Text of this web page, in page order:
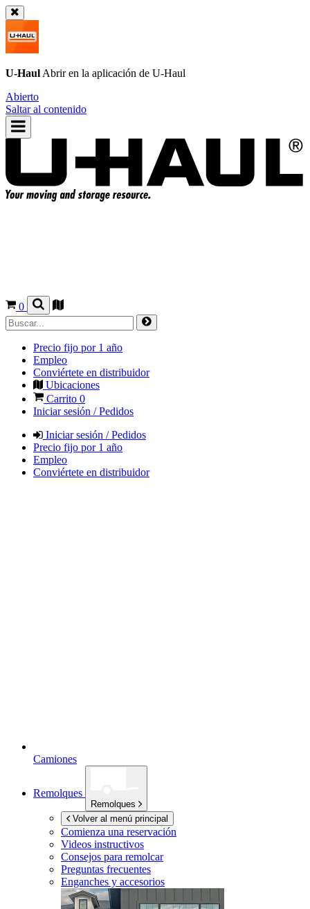
U-Haul Abrir en la aplicación de U-Haul
Abierto
Saltar al contenido
0
Precio fijo por 1 año
Empleo
Conviértete en distribuidor
Ubicaciones
Carrito 0
Iniciar sesión / Pedidos
Iniciar sesión / Pedidos
Precio fijo por 1 año
Empleo
Conviértete en distribuidor
Camiones
Remolques
Remolques
Volver al menú principal
Comienza una reservación
Videos instructivos
Consejos para remolcar
Preguntas frecuentes
Enganches y accesorios